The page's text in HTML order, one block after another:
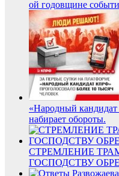
ой годовщине
«Народный
набирает обороты.
СТРЕМЛЕНИЕ
ГОСПОДСТВУ